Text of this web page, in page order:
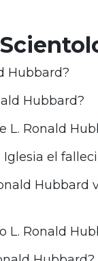
Hubbard?
Hubbard?
L. Ronald
Iglesia el
L. Ronald